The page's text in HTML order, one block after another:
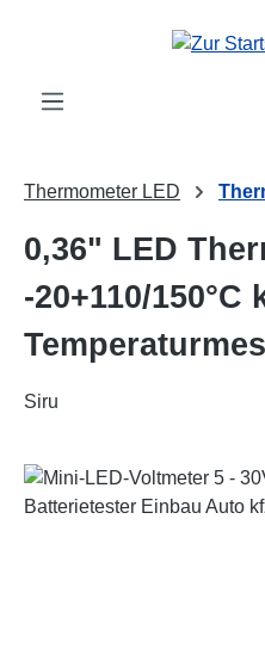
Zum Hauptinhalt springen
Thermometer LED
0,36" LED
-20+110/150°C
Siru
Bildergalerie überspringen